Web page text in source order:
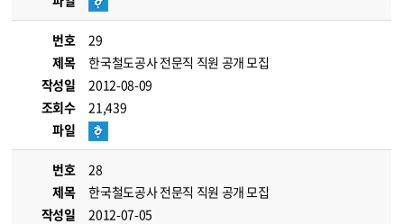
번호
29
제목
한국철도공사 전문직 직원 공개 모집
작성일
2012-08-09
조회수
21,439
파일
번호
28
제목
한국철도공사 전문직 직원 공개 모집
작성일
2012-07-05